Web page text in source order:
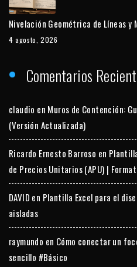
Nivelación Geométrica de Líneas
4 agosto, 2026
Comentarios
claudio en Muros de Contención:
(Versión Actualizada)
Ricardo Ernesto Barroso en
de Precios Unitarios (APU) |
DAVID en Plantilla Excel para el
aisladas
raymundo en Cómo conectar un
sencillo #Básico